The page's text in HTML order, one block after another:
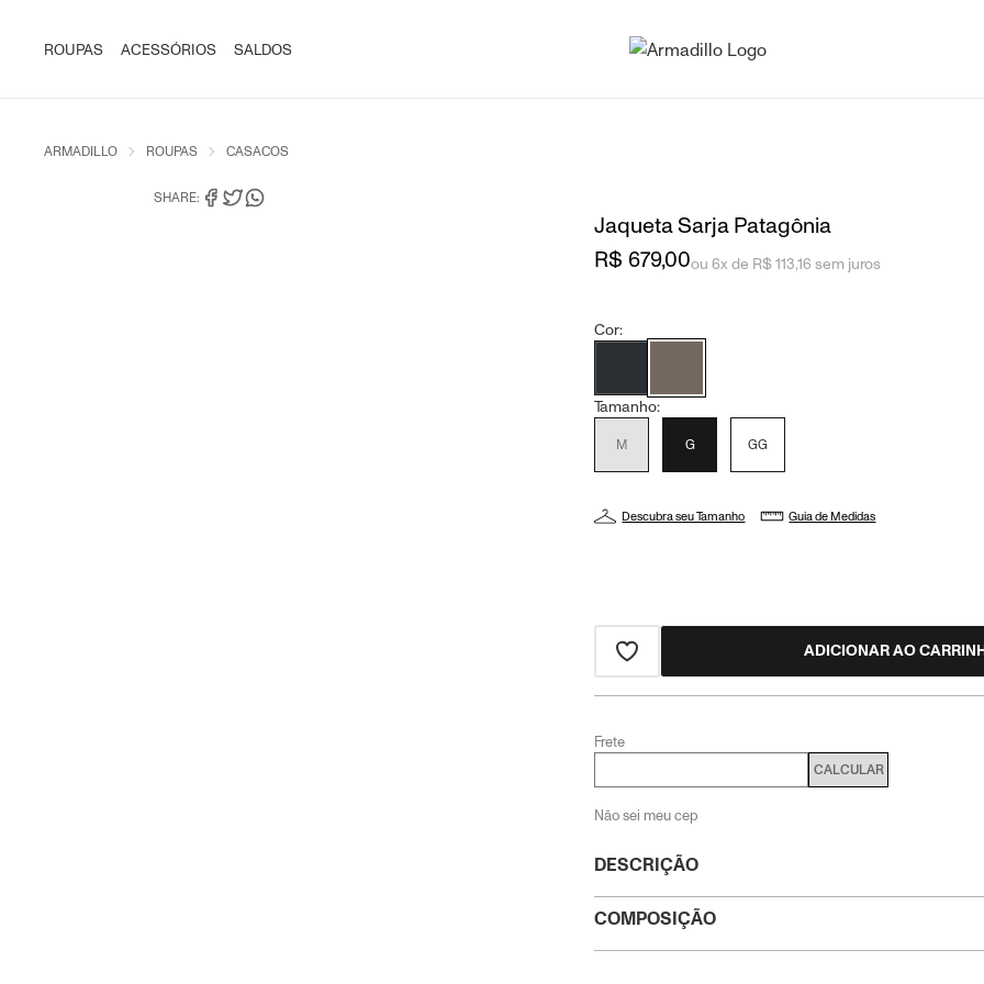
ROUPAS ACESSÓRIOS SALDOS
ARMADILLO ROUPAS CASACOS
SHARE:
Jaqueta Sarja Patagônia
DESCRIÇÃO
COMPOSIÇÃO
R$ 679,00ou 6x de R$ 113,16 sem juros
Cor:
Tamanho:
M G GG
Descubra seu Tamanho Guia de Medidas
ADICIONAR AO
Frete
CALCULAR
Não sei meu cep